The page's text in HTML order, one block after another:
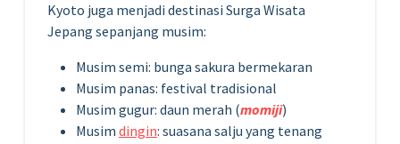
Kyoto juga menjadi destinasi Surga Wisata
Jepang sepanjang musim:
Musim semi: bunga sakura bermekaran
Musim panas: festival tradisional
Musim gugur: daun merah (momiji)
Musim dingin: suasana salju yang tenang